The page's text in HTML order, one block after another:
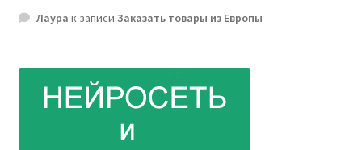
Лаура к записиЗаказать товары из Европы